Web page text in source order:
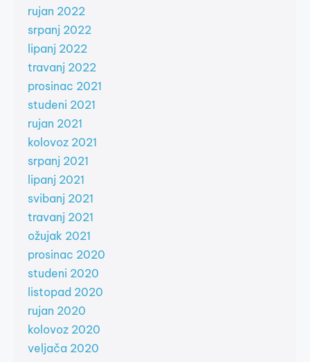
rujan 2022
srpanj 2022
lipanj 2022
travanj 2022
prosinac 2021
studeni 2021
rujan 2021
kolovoz 2021
srpanj 2021
lipanj 2021
svibanj 2021
travanj 2021
ožujak 2021
prosinac 2020
studeni 2020
listopad 2020
rujan 2020
kolovoz 2020
veljača 2020